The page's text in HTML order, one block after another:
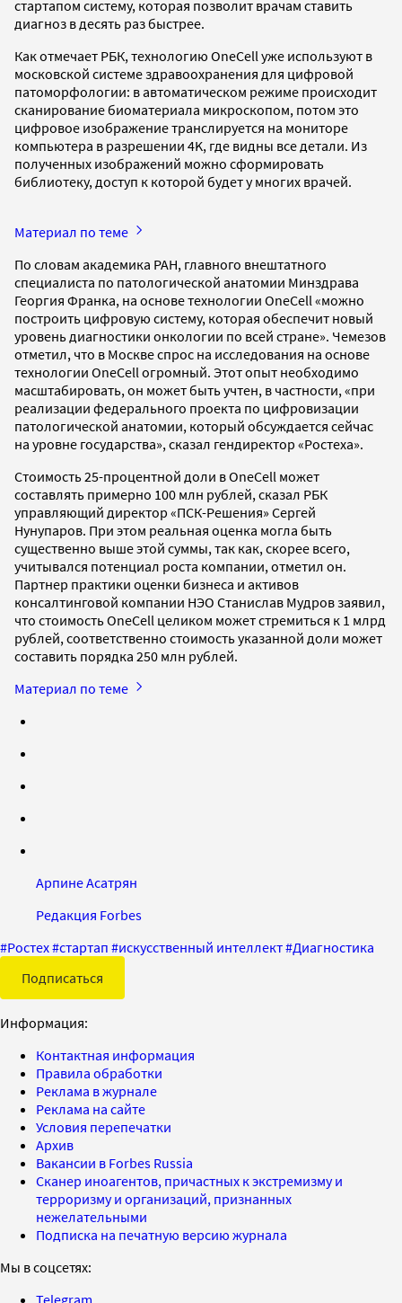
стартапом систему, которая позволит врачам ставить
диагноз в десять раз быстрее.
Как отмечает РБК, технологию OneCell уже используют в
московской системе здравоохранения для цифровой
патоморфологии: в автоматическом режиме происходит
сканирование биоматериала микроскопом, потом это
цифровое изображение транслируется на мониторе
компьютера в разрешении 4K, где видны все детали. Из
полученных изображений можно сформировать
библиотеку, доступ к которой будет у многих врачей.
Материал по теме
По словам академика РАН, главного внештатного
специалиста по патологической анатомии Минздрава
Георгия Франка, на основе технологии OneCell «можно
построить цифровую систему, которая обеспечит новый
уровень диагностики онкологии по всей стране». Чемезов
отметил, что в Москве спрос на исследования на основе
технологии OneCell огромный. Этот опыт необходимо
масштабировать, он может быть учтен, в частности, «при
реализации федерального проекта по цифровизации
патологической анатомии, который обсуждается сейчас
на уровне государства», сказал гендиректор «Ростеха».
Стоимость 25-процентной доли в OneCell может
составлять примерно 100 млн рублей, сказал РБК
управляющий директор «ПСК-Решения» Сергей
Нунупаров. При этом реальная оценка могла быть
существенно выше этой суммы, так как, скорее всего,
учитывался потенциал роста компании, отметил он.
Партнер практики оценки бизнеса и активов
консалтинговой компании НЭО Станислав Мудров заявил,
что стоимость OneCell целиком может стремиться к 1 млрд
рублей, соответственно стоимость указанной доли может
составить порядка 250 млн рублей.
Материал по теме
Арпине Асатрян
Редакция Forbes
#Ростех#стартап #искусственный интеллект#Диагностика
Подписаться
Информация:
Контактная информация
Правила обработки
Реклама в журнале
Реклама на сайте
Условия перепечатки
Архив
Вакансии в Forbes Russia
Сканер иноагентов, причастных к экстремизму и
терроризму и организаций, признанных
нежелательными
Подписка на печатную версию журнала
Мы в соцсетях:
Telegram